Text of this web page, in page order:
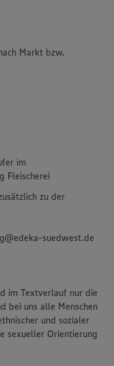
Markt bzw.
im
Fleischerei
zu der
suedwest.de
im Textverlauf nur die
bei uns alle Menschen
und sozialer
sexueller Orientierung